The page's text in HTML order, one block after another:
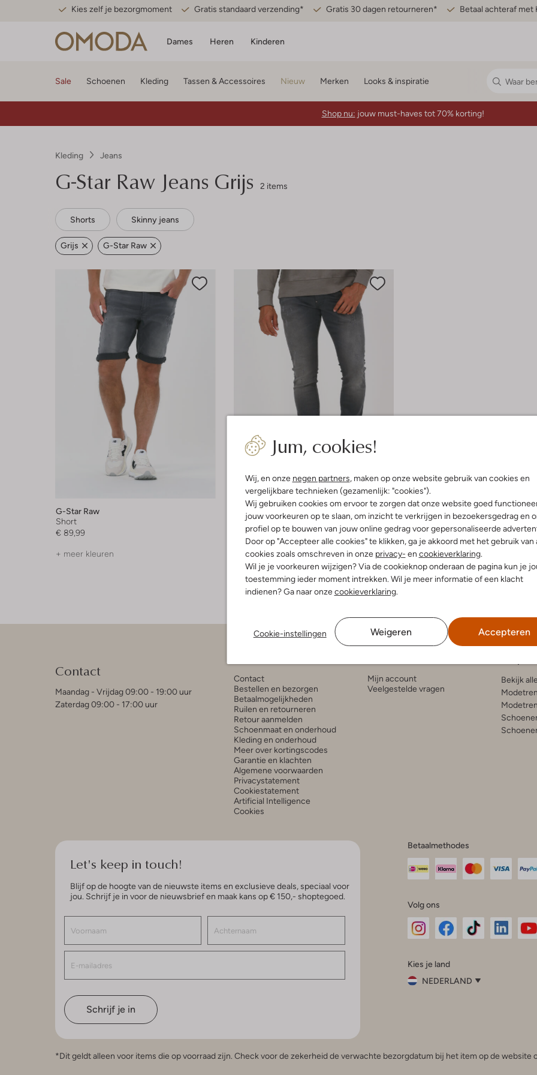
Kies zelf je bezorgmoment Gratis standaard verzending* Gratis 30 dagen retourneren* Betaal achteraf met
Dames Heren Kinderen
Jum, cookies!
Wij, en onze negen partners, maken op onze website gebruik van cookies en
vergelijkbare technieken (gezamenlijk: "cookies").
Wij gebruiken cookies om ervoor te zorgen dat onze website goed
jouw voorkeuren op te slaan, om inzicht te verkrijgen in bezoekersgedrag en
profiel op te bouwen van jouw online gedrag voor gepersonaliseerde
Door op "Accepteer alle cookies" te klikken, ga je akkoord met het gebruik van
cookies zoals omschreven in onze privacy- en cookieverklaring.
Wil je je voorkeuren wijzigen? Via de cookieknop onderaan de pagina kun je
toestemming ieder moment intrekken. Wil je meer informatie of een klacht
indienen? Ga naar onzecookieverklaring.
Cookie-instellingen Weigeren Accepteren
Sale Schoenen Kleding Tassen & Accessoires Nieuw Merken Looks & inspiratie
Shop nu: jouw must-haves tot 70% korting!
Kleding Jeans
G-Star Raw Jeans Grijs 2 items
Shorts Skinny jeans
Grijs G-Star Raw
G-Star Raw
Short
€ 89,99
+ meer kleuren
Laatste item
-60%
G-Star Raw
Skinny jeans
€ 109,95 € 43,99
Contact
Maandag - Vrijdag 09:00 - 19:00 uur
Zaterdag 09:00 - 17:00 uur
Contact
Bestellen en bezorgen
Betaalmogelijkheden
Ruilen en retourneren
Retour aanmelden
Schoenmaat en onderhoud
Kleding en onderhoud
Meer over kortingscodes
Garantie en klachten
Algemene voorwaarden
Privacystatement
Cookiestatement
Artificial Intelligence
Cookies
Mijn account
Veelgestelde vragen
Bekijk
Let's keep in touch!
Blijf op de hoogte van de nieuwste items en exclusieve deals, speciaal voor
jou. Schrijf je in voor de nieuwsbrief en maak kans op € 150,- shoptegoed.
Schrijf je in
Betaalmethodes
Volg ons
InstagramFacebook
Kies je land
NEDERLAND
België (Nederlands)
*Dit geldt alleen voor items die op voorraad zijn. Check voor de zekerheid de verwachte bezorgdatum bij het item op de website